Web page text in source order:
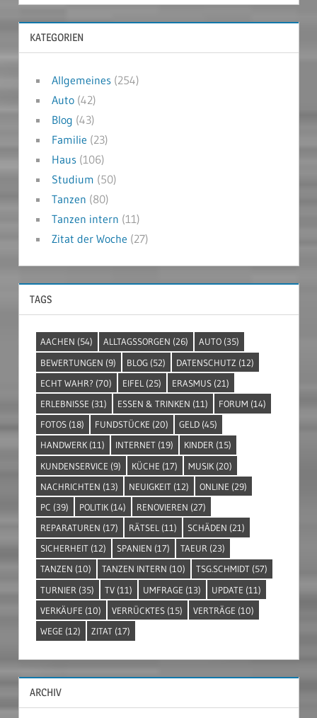
KATEGORIEN
Allgemeines(254)
Auto(42)
Blog (43)
Familie (23)
Haus(106)
Studium (50)
Tanzen (80)
Tanzen intern (11)
Zitat der Woche (27)
TAGS
AACHEN (54) ALLTAGSSORGEN (26) AUTO (35)
BEWERTUNGEN (9) BLOG (52) DATENSCHUTZ (12)
ECHT WAHR? (70) EIFEL (25) ERASMUS (21)
ERLEBNISSE (31) ESSEN & TRINKEN (11) FORUM (14)
FOTOS (18) FUNDSTÜCKE (20) GELD (45)
HANDWERK (11) INTERNET (19) KINDER (15)
KUNDENSERVICE (9) KÜCHE (17) MUSIK (20)
NACHRICHTEN (13) NEUIGKEIT (12) ONLINE (29)
PC (39) POLITIK (14) RENOVIEREN (27)
REPARATUREN (17) RÄTSEL (11) SCHÄDEN (21)
SICHERHEIT (12) SPANIEN (17) TAEUR (23)
TANZEN (10) TANZEN INTERN (10) TSG.SCHMIDT (57)
TURNIER (35) TV (11) UMFRAGE (13) UPDATE (11)
VERKÄUFE (10) VERRÜCKTES (15) VERTRÄGE (10)
WEGE (12) ZITAT (17)
ARCHIV